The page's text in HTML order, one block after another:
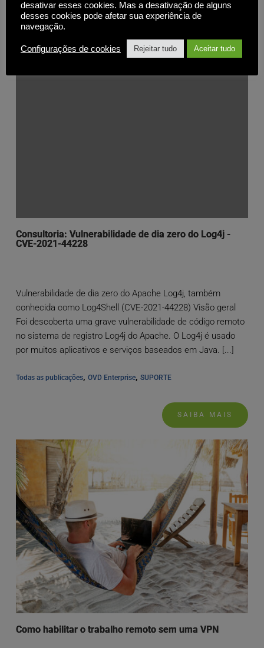
SAIBA MAIS
Consultoria: Vulnerabilidade de dia zero do Log4j -
CVE-2021-44228
Vulnerabilidade de dia zero do Apache Log4j, também
conhecida como Log4Shell (CVE-2021-44228) Visão geral
Foi descoberta uma grave vulnerabilidade de código remoto
no sistema de registro Log4j do Apache. O Log4j é usado
por muitos aplicativos e serviços baseados em Java. [...]
Todas as publicações, OVD Enterprise, SUPORTE
SAIBA MAIS
Como habilitar o trabalho remoto sem uma VPN
desativar esses cookies. Mas a desativação de alguns
desses cookies pode afetar sua experiência de
navegação.
Configurações de cookies Rejeitar tudo Aceitar tudo